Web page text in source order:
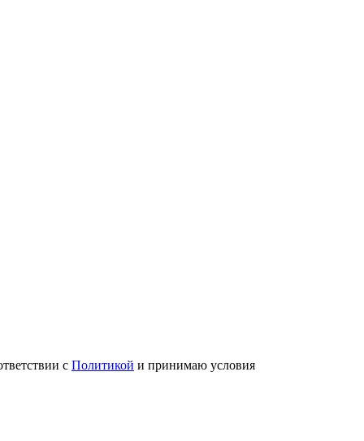
с Политикой и принимаю условия